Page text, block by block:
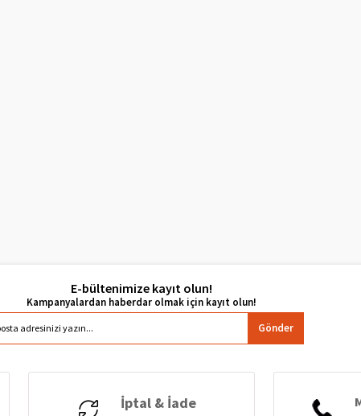
E-bültenimize kayıt olun!
Gönder
İptal & İade